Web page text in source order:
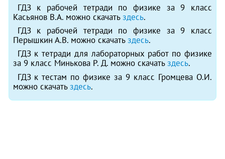
ГДЗ к рабочей тетради по физике за 9 класс
Касьянов В.А. можно скачатьздесь.
ГДЗ к рабочей тетради по физике за 9 класс
Перышкин А.В. можно скачатьздесь.
ГДЗ к тетради для лабораторных работ по физике
за 9 класс Минькова Р. Д. можно скачатьздесь.
ГДЗ к тестам по физике за 9 класс Громцева О.И.
можно скачатьздесь.